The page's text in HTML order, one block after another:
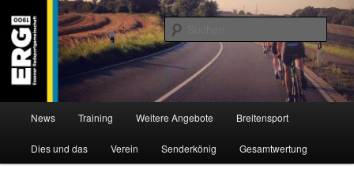
Inhalt
wechseln
ERG 1900 e.V
Willkommen bei der Essener Radsportgemeinschaft
News Training Weitere Angebote Breitensport
Dies und das Verein Senderkönig Gesamtwertung